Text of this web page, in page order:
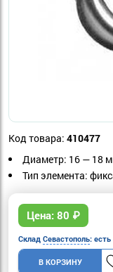
Код товара: 410477
Диаметр: 16 — 18
Тип элемента: ф
Цена: 80 ₽
Склад Севастополь: есть
В КОРЗИНУ